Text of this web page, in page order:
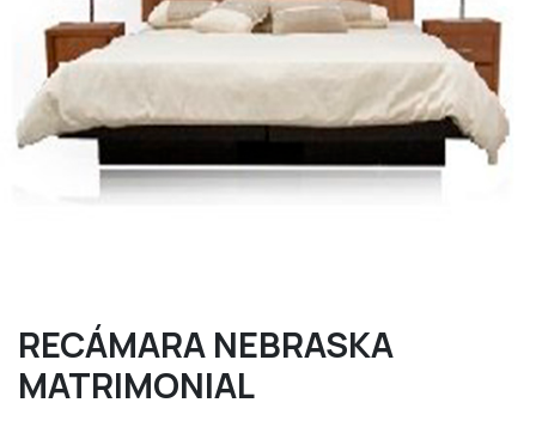
RECÁMARA NEBRASKA
MATRIMONIAL